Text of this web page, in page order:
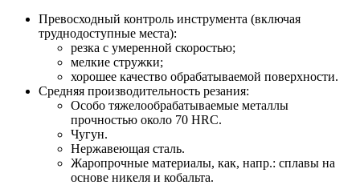
Превосходный контроль инструмента (включая
труднодоступные места):
резка с умеренной скоростью;
мелкие стружки;
хорошее качество обрабатываемой поверхности.
Средняя производительность резания:
Особо тяжелообрабатываемые металлы
прочностью около 70 HRC.
Чугун.
Нержавеющая сталь.
Жаропрочные материалы, как, напр.: сплавы на
основе никеля и кобальта.